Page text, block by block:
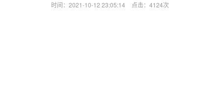
时间：2021-10-12 23:05:14 点击：4124次